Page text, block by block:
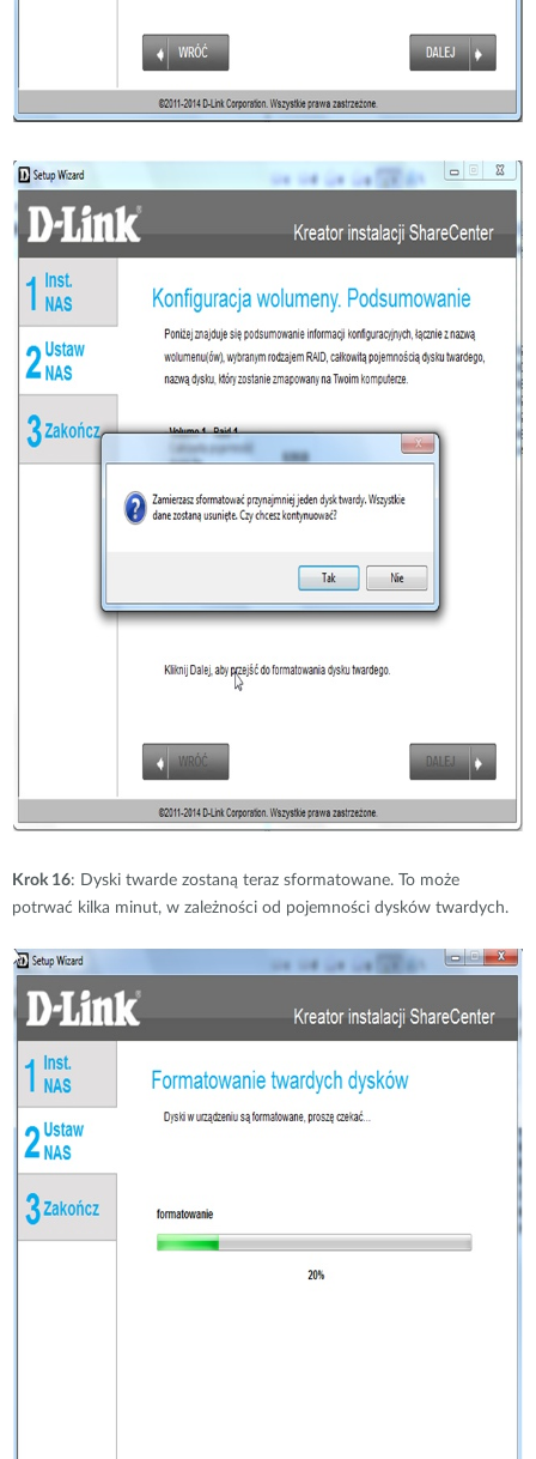
Krok 16: Dyski twarde zostaną teraz sformatowane. To może
potrwać kilka minut, w zależności od pojemności dysków twardych.